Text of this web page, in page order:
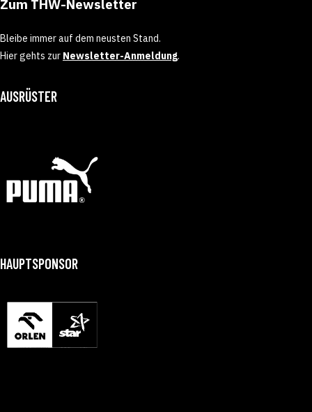
Zum THW-Newsletter
Bleibe immer auf dem neusten Stand.
Hier gehts zur Newsletter-Anmeldung.
AUSRÜSTER
HAUPTSPONSOR